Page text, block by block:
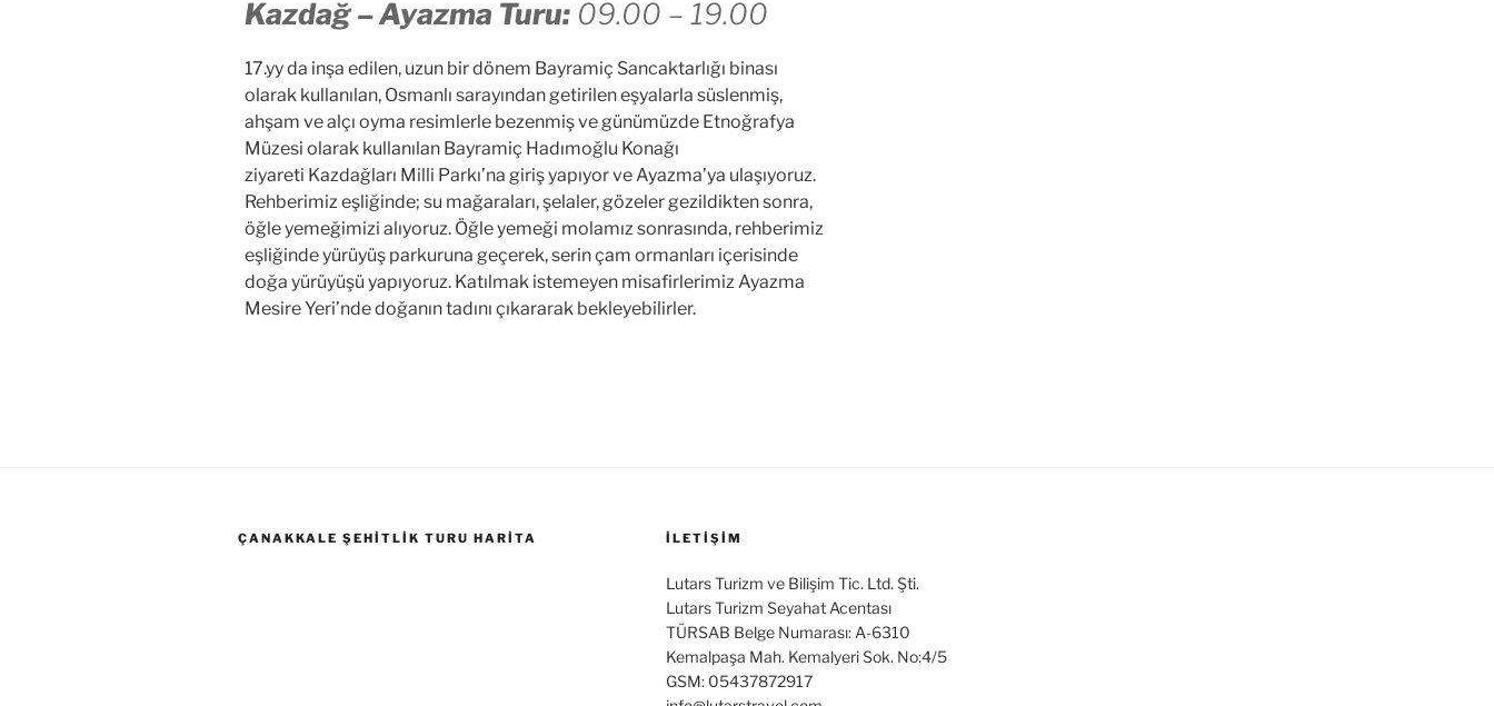
Kazdağ – Ayazma Turu: 09.00 – 19.00
17.yy da inşa edilen, uzun bir dönem Bayramiç Sancaktarlığı binası
olarak kullanılan, Osmanlı sarayından getirilen eşyalarla süslenmiş,
ahşam ve alçı oyma resimlerle bezenmiş ve günümüzde Etnoğrafya
Müzesi olarak kullanılan Bayramiç Hadımoğlu Konağı
ziyareti Kazdağları Milli Parkı’na giriş yapıyor ve Ayazma’ya ulaşıyoruz.
Rehberimiz eşliğinde; su mağaraları, şelaler, gözeler gezildikten sonra,
öğle yemeğimizi alıyoruz. Öğle yemeği molamız sonrasında, rehberimiz
eşliğinde yürüyüş parkuruna geçerek, serin çam ormanları içerisinde
doğa yürüyüşü yapıyoruz. Katılmak istemeyen misafirlerimiz Ayazma
Mesire Yeri’nde doğanın tadını çıkararak bekleyebilirler.
ÇANAKKALE ŞEHITLIK TURU HARITA İLETİŞİM
Lutars Turizm ve Bilişim Tic. Ltd. Şti.
Lutars Turizm Seyahat Acentası
TÜRSAB Belge Numarası: A-6310
Kemalpaşa Mah. Kemalyeri Sok. No:4/5
GSM: 05437872917